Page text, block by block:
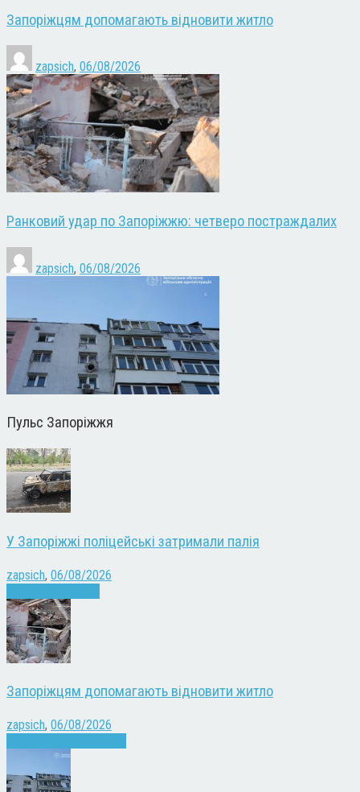
Запоріжцям допомагають відновити житло
zapsich, 06/08/2026
Ранковий удар по Запоріжжю: четверо постраждалих
zapsich, 06/08/2026
Пульс Запоріжжя
У Запоріжжі поліцейські затримали палія
zapsich, 06/08/2026
Запоріжцям допомагають відновити житло
zapsich, 06/08/2026